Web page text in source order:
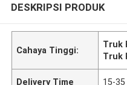
DESKRIPSI PRODUK
Cahaya Tinggi:
Truk
Truk
Delivery Time 15-